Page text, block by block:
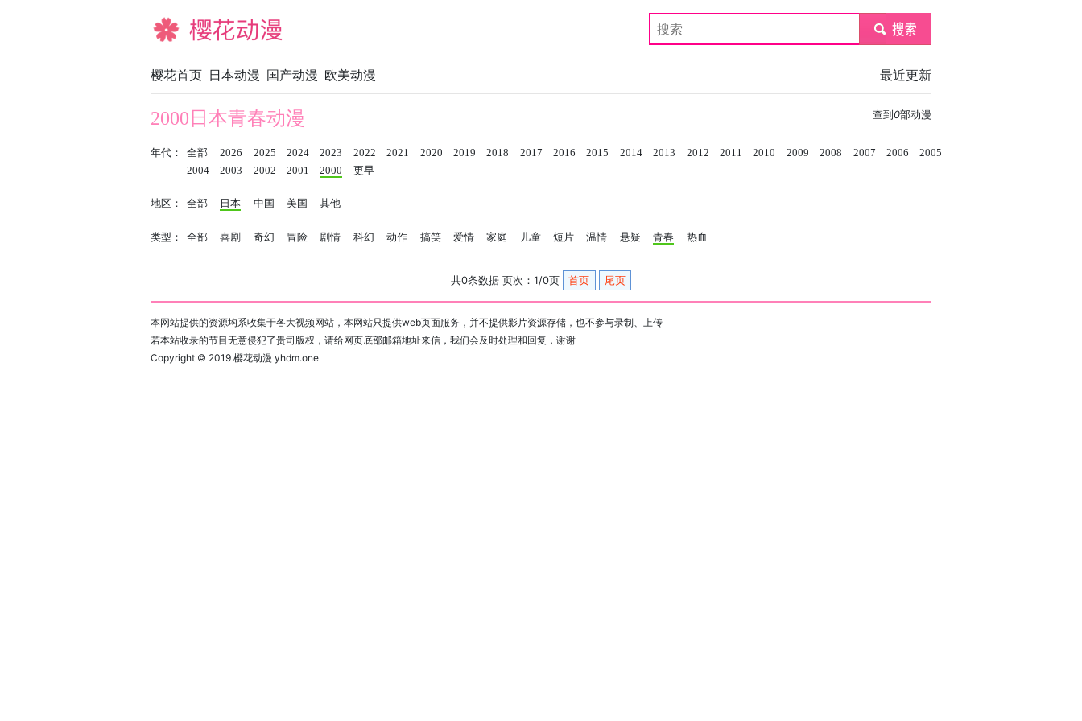
樱花动漫 submit
樱花首页 日本动漫 国产动漫 欧美动漫 最近更新
查到 0部动漫
2000日本青春动漫
年代： 全部 2026 2025 2024 2023 2022 2021 2020 2019 2018 2017 2016 2015 2014 2013 2012 2011 2010 2009 2008 2007 2006
2005
2004
2003 2002 2001 2000 更早
地区： 全部 日本 中国 美国 其他
类型： 全部 喜剧 奇幻 冒险 剧情 科幻 动作 搞笑 爱情 家庭 儿童 短片 温情 悬疑 青春 热血
共0条数据 页次：1/0页 首页 尾页
本网站提供的资源均系收集于各大视频网站，本网站只提供web页面服务，并不提供影片资源存储，也不参与录制、上传
若本站收录的节目无意侵犯了贵司版权，请给网页底部邮箱地址来信，我们会及时处理和回复，谢谢
Copyright © 2019 樱花动漫 yhdm.one